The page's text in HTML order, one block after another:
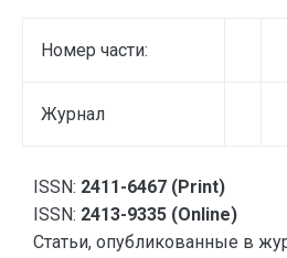
Номер части:
Журнал
ISSN: 2411-6467 (Print)
ISSN: 2413-9335 (Online)
Статьи, опубликованные в